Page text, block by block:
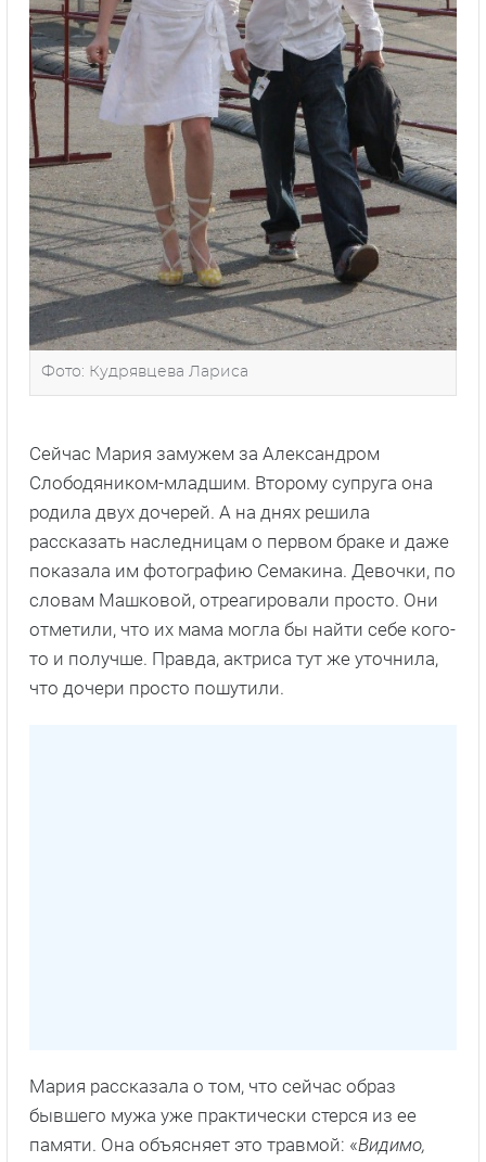
Фото: Кудрявцева Лариса
Сейчас Мария замужем за Александром
Слободяником-младшим. Второму супруга она
родила двух дочерей. А на днях решила
рассказать наследницам о первом браке и даже
показала им фотографию Семакина. Девочки, по
словам Машковой, отреагировали просто. Они
отметили, что их мама могла бы найти себе кого-
то и получше. Правда, актриса тут же уточнила,
что дочери просто пошутили.
Мария рассказала о том, что сейчас образ
бывшего мужа уже практически стерся из ее
памяти. Она объясняет это травмой: «Видимо,